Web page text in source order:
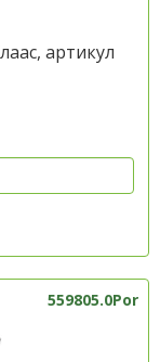
артикул
559805.0Por